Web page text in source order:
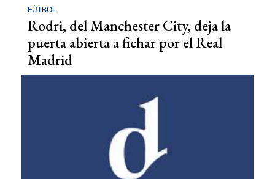
FÚTBOL
Rodri, del Manchester City, deja la
puerta abierta a fichar por el Real
Madrid